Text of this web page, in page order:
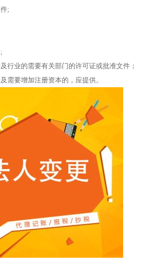
;
行业的需要有关部门的许可证或批准文件；
需要增加注册资本的，应提供。